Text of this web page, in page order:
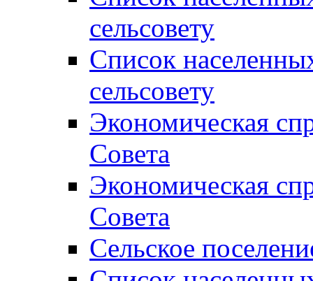
сельсовету
Список
сельсовету
Экономическая
Совета
Экономическая
Совета
Сельское